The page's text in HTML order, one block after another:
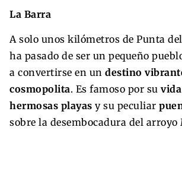
La Barra
A solo unos kilómetros de Punta
ha pasado de ser un pequeño
a convertirse en un destino
cosmopolita. Es famoso por su
hermosas playas y su peculiar
sobre la desembocadura del arroyo